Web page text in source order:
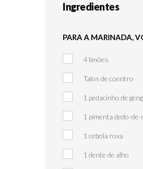
Ingredientes
PARA A MARINADA,
4 limões
Talos de coentro
1 pedacinho de
1 pimenta dedo-de-
1 cebola roxa
1 dente de alho